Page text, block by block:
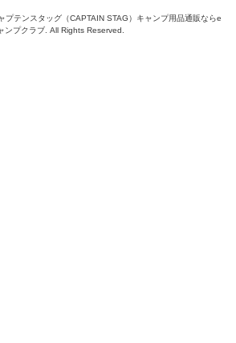
テンスタッグ（CAPTAIN STAG）キャンプ用品通販ならe
ンプクラブ. All Rights Reserved.